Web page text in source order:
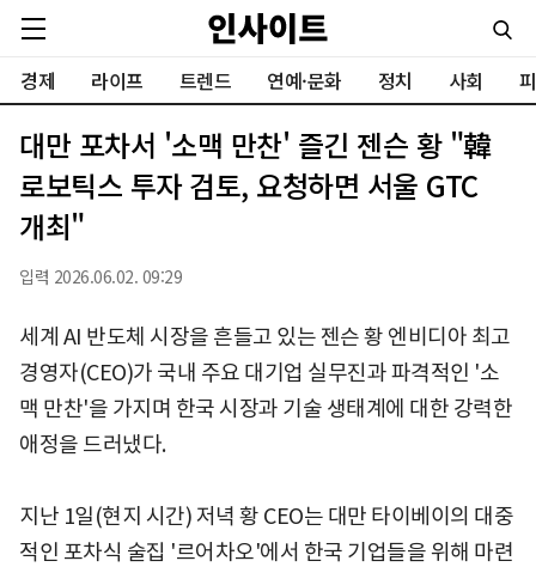
경제 라이프 트렌드 연예·문화 정치 사회
대만 포차서 '소맥 만찬' 즐긴 젠슨 황 "韓
로보틱스 투자 검토, 요청하면 서울 GTC
개최"
입력 2026.06.02. 09:29
세계 AI 반도체 시장을 흔들고 있는 젠슨 황 엔비디아 최고
경영자(CEO)가 국내 주요 대기업 실무진과 파격적인 '소
맥 만찬'을 가지며 한국 시장과 기술 생태계에 대한 강력한
애정을 드러냈다.
지난 1일(현지 시간) 저녁 황 CEO는 대만 타이베이의 대중
적인 포차식 술집 '르어차오'에서 한국 기업들을 위해 마련